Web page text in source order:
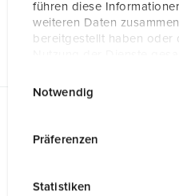
führen diese
weiteren Daten
bereitgestellt haben oder
Notwendig
Präferenzen
Statistiken
Stecker PowerTOP® Xtra
Stecker PowerTOP®